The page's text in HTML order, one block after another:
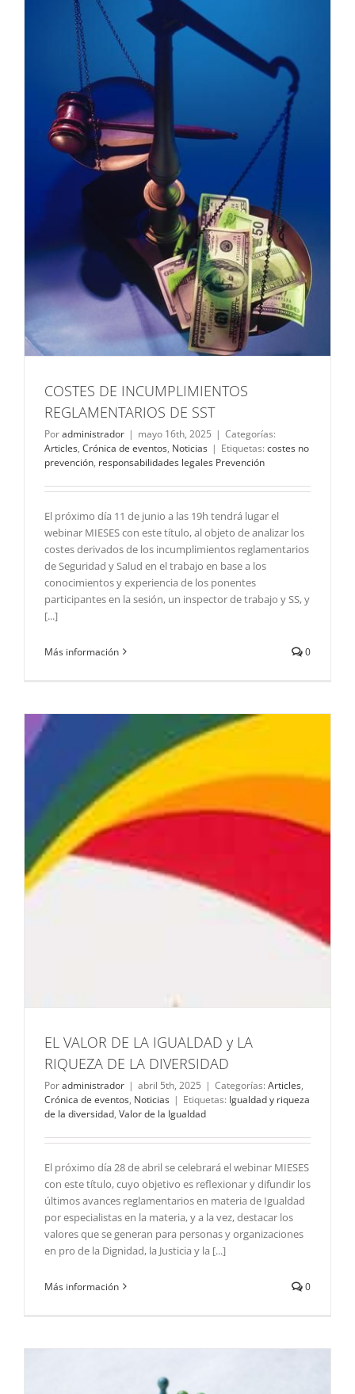
COSTES DE INCUMPLIMIENTOS
REGLAMENTARIOS DE SST
Poradministrador | mayo 16th, 2025 | Categorías:
Articles, Crónica de eventos, Noticias | Etiquetas: costes no
prevención, responsabilidades legales Prevención
El próximo día 11 de junio a las 19h tendrá lugar el
webinar MIESES con este título, al objeto de analizar los
costes derivados de los incumplimientos reglamentarios
de Seguridad y Salud en el trabajo en base a los
conocimientos y experiencia de los ponentes
participantes en la sesión, un inspector de trabajo y SS, y
[...]
Más información 0
EL VALOR DE LA IGUALDAD y LA
RIQUEZA DE LA DIVERSIDAD
Poradministrador | abril 5th, 2025 | Categorías: Articles,
Crónica de eventos, Noticias | Etiquetas: Igualdad y riqueza
de la diversidad, Valor de la Igualdad
El próximo día 28 de abril se celebrará el webinar MIESES
con este título, cuyo objetivo es reflexionar y difundir los
últimos avances reglamentarios en materia de Igualdad
por especialistas en la materia, y a la vez, destacar los
valores que se generan para personas y organizaciones
en pro de la Dignidad, la Justicia y la [...]
Más información 0